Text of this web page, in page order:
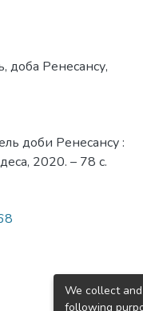
, доба Ренесансу,
доби Ренесансу :
2020. – 78 с.
We collect
following